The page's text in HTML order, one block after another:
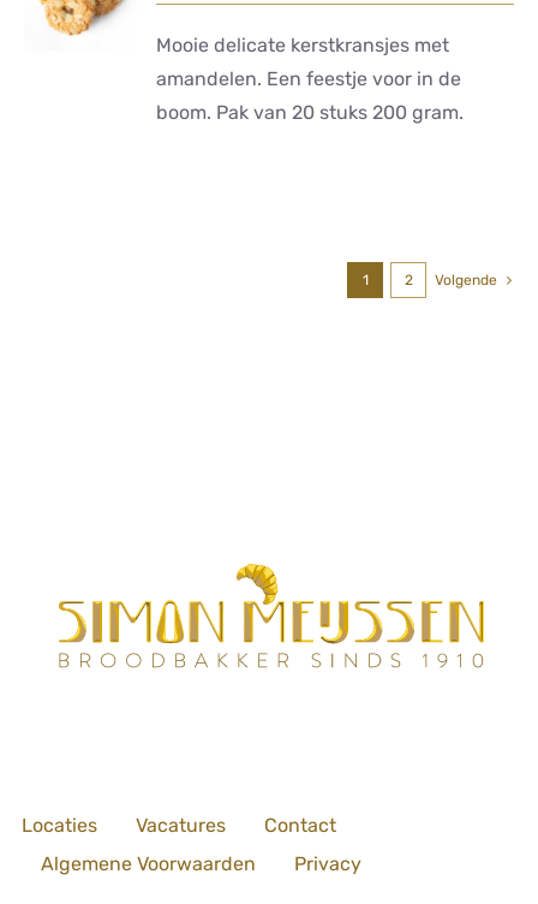
/
DETAILS
Mooie delicate kerstkransjes met
amandelen. Een feestje voor in de
boom. Pak van 20 stuks 200 gram.
1 2 Volgende
Locaties Vacatures
Contact
Algemene Voorwaarden
Privacy